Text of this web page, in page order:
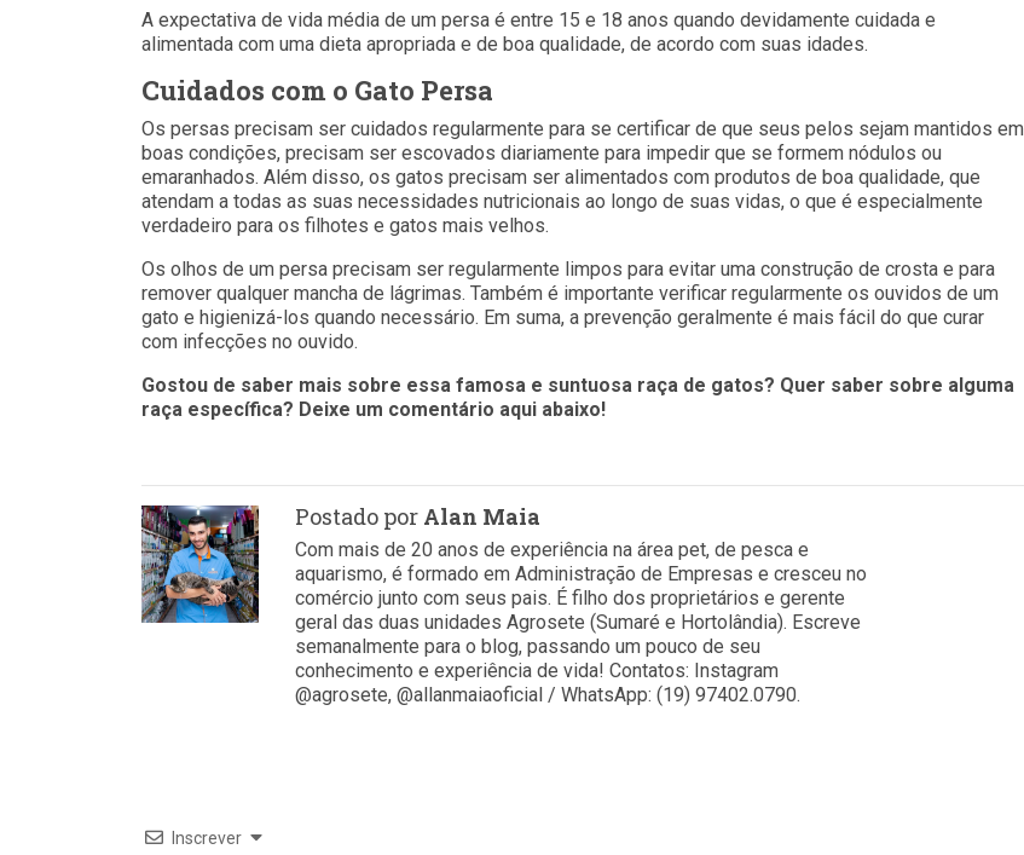
A expectativa de vida média de um persa é entre 15 e 18 anos quando devidamente cuidada e
alimentada com uma dieta apropriada e de boa qualidade, de acordo com suas idades.
Cuidados com o Gato Persa
Os persas precisam ser cuidados regularmente para se certificar de que seus pelos sejam mantidos em
boas condições, precisam ser escovados diariamente para impedir que se formem nódulos ou
emaranhados. Além disso, os gatos precisam ser alimentados com produtos de boa qualidade, que
atendam a todas as suas necessidades nutricionais ao longo de suas vidas, o que é especialmente
verdadeiro para os filhotes e gatos mais velhos.
Os olhos de um persa precisam ser regularmente limpos para evitar uma construção de crosta e para
remover qualquer mancha de lágrimas. Também é importante verificar regularmente os ouvidos de um
gato e higienizá-los quando necessário. Em suma, a prevenção geralmente é mais fácil do que curar
com infecções no ouvido.
Gostou de saber mais sobre essa famosa e suntuosa raça de gatos? Quer saber sobre alguma
raça específica? Deixe um comentário aqui abaixo!
Postado por Alan Maia
Com mais de 20 anos de experiência na área pet, de pesca e
aquarismo, é formado em Administração de Empresas e cresceu no
comércio junto com seus pais. É filho dos proprietários e gerente
geral das duas unidades Agrosete (Sumaré e Hortolândia). Escreve
semanalmente para o blog, passando um pouco de seu
conhecimento e experiência de vida! Contatos: Instagram
@agrosete, @allanmaiaoficial / WhatsApp: (19) 97402.0790.
Inscrever